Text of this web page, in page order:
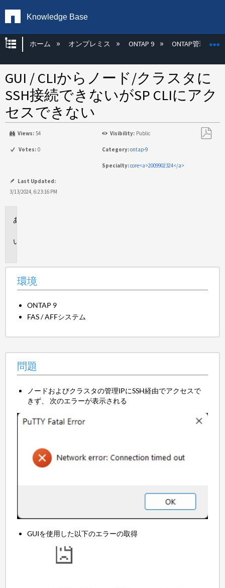
Knowledge Base
グローバル階層を展開/折りたたむ
ホーム オンプレミス ONTAP 9 ONTAP管理
GUI / CLIからノード/クラスタに
SSH接続できないがSP CLIにアク
セスできない
Views: 54 Visibility: Public
Votes: 0 Category:ontap-9
Specialty:core<a>2009902324</a>
Last Updated:
3/13/2024, 6:23:16 PM
環境
ONTAP 9
FAS / AFFシステム
問題
ノードおよびクラスタの管理IPにSSH経由でアクセスで
きず、 次のエラーが表示される
GUIを使用した以下のエラーの取得